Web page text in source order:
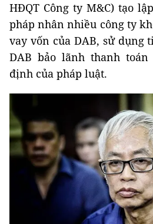
HĐQT Công ty M&C) tạo
pháp nhân nhiều công ty
vay vốn của DAB, sử dụng
DAB bảo lãnh thanh
định của pháp luật.